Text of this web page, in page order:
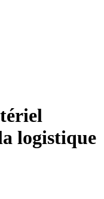
logistique